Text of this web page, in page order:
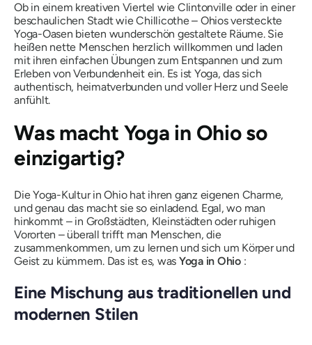
Ob in einem kreativen Viertel wie Clintonville oder in einer
beschaulichen Stadt wie Chillicothe – Ohios versteckte
Yoga-Oasen bieten wunderschön gestaltete Räume. Sie
heißen nette Menschen herzlich willkommen und laden
mit ihren einfachen Übungen zum Entspannen und zum
Erleben von Verbundenheit ein. Es ist Yoga, das sich
authentisch, heimatverbunden und voller Herz und Seele
anfühlt.
Was macht Yoga in Ohio so
einzigartig?
Die Yoga-Kultur in Ohio hat ihren ganz eigenen Charme,
und genau das macht sie so einladend. Egal, wo man
hinkommt – in Großstädten, Kleinstädten oder ruhigen
Vororten – überall trifft man Menschen, die
zusammenkommen, um zu lernen und sich um Körper und
Geist zu kümmern. Das ist es, was Yoga in Ohio:
Eine Mischung aus traditionellen und
modernen Stilen